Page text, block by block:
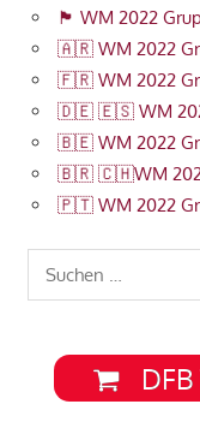
🏴󠁧󠁢󠁥󠁮󠁧󠁿 WM 2022
🇦🇷 WM 2022
🇫🇷 WM 2022
🇩🇪 🇪🇸 WM
🇧🇪 WM 2022
🇧🇷 🇨🇭WM
🇵🇹 WM 2022